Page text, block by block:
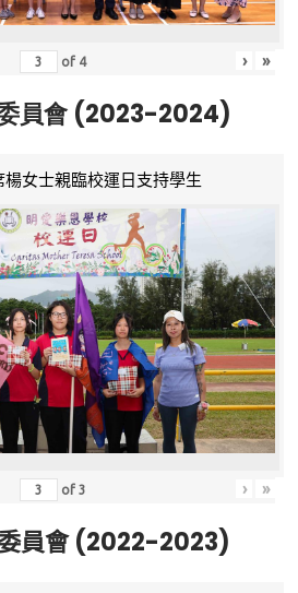
of 4 › »
員會 (2023-2024)
楊女士親臨校運日支持學生
of3 › »
員會 (2022-2023)